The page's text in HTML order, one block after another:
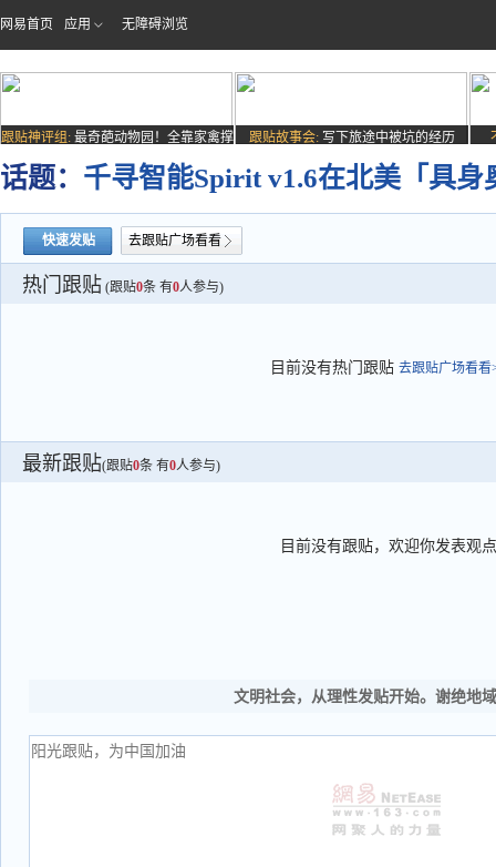
网易首页 应用 无障碍浏览
跟贴神评组: 最奇葩动物园！全靠家禽撑
场子
跟贴故事会: 写下旅途中被坑的经历
话题： 千寻智能Spirit v1.6在北美「具
快速发贴 去跟贴广场看看
热门跟贴 (跟贴0条 有0人参与)
目前没有热门跟贴 去跟贴广场看看
最新跟贴(跟贴0条 有0人参与)
目前没有跟贴，欢迎你发表观点
文明社会，从理性发贴开始。谢绝地